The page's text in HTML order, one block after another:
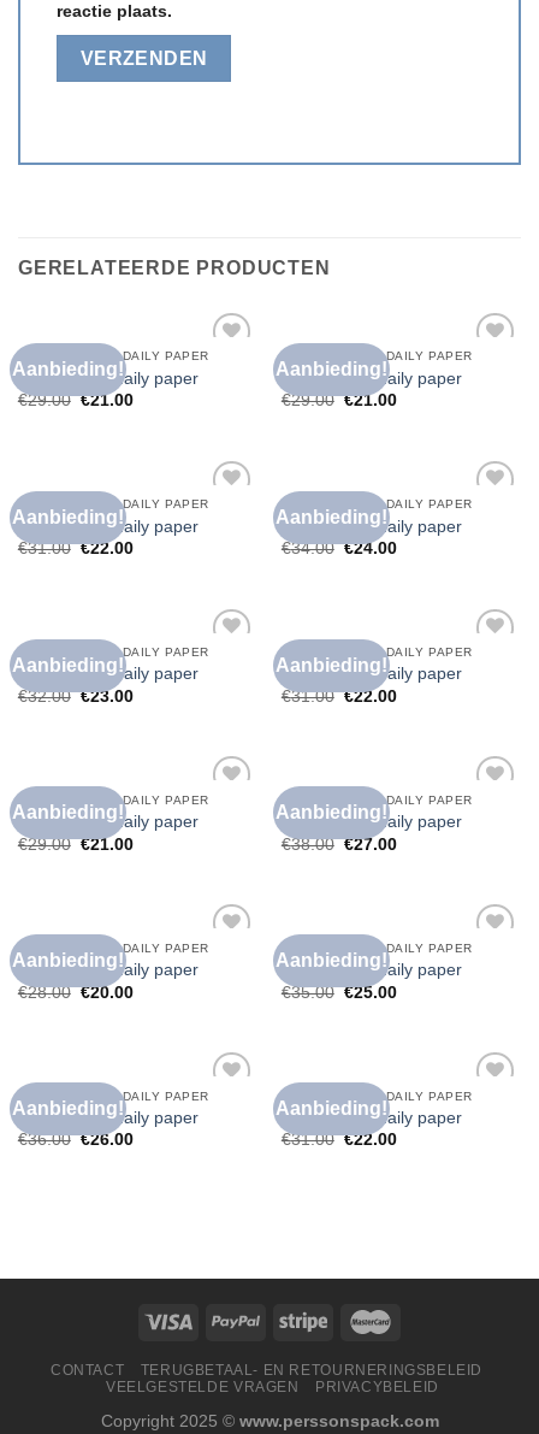
reactie plaats.
GERELATEERDE PRODUCTEN
Aanbieding!
T SHIRT HEREN DAILY PAPER
t shirt heren daily paper
€29.00 €21.00
Aanbieding!
T SHIRT HEREN DAILY PAPER
t shirt heren daily paper
€29.00 €21.00
Aanbieding!
T SHIRT HEREN DAILY PAPER
t shirt heren daily paper
€31.00 €22.00
Aanbieding!
T SHIRT HEREN DAILY PAPER
t shirt heren daily paper
€34.00 €24.00
Aanbieding!
T SHIRT HEREN DAILY PAPER
t shirt heren daily paper
€32.00 €23.00
Aanbieding!
T SHIRT HEREN DAILY PAPER
t shirt heren daily paper
€31.00 €22.00
Aanbieding!
T SHIRT HEREN DAILY PAPER
t shirt heren daily paper
€29.00 €21.00
Aanbieding!
T SHIRT HEREN DAILY PAPER
t shirt heren daily paper
€38.00 €27.00
Aanbieding!
T SHIRT HEREN DAILY PAPER
t shirt heren daily paper
€28.00 €20.00
Aanbieding!
T SHIRT HEREN DAILY PAPER
t shirt heren daily paper
€35.00 €25.00
Aanbieding!
T SHIRT HEREN DAILY PAPER
t shirt heren daily paper
€36.00 €26.00
Aanbieding!
T SHIRT HEREN DAILY PAPER
t shirt heren daily paper
€31.00 €22.00
CONTACT
TERUGBETAAL- EN RETOURNERINGSBELEID
VEELGESTELDE VRAGEN
PRIVACYBELEID
Copyright 2025 © www.perssonspack.com